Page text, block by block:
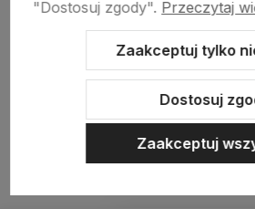
Sklep internetowy Shoper.pl Szablon
"Dostosuj zgody". Przeczytaj
Zaakceptuj tylko
Dostosuj
Zaakceptuj